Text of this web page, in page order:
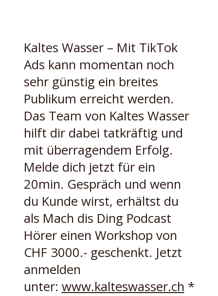
Kaltes Wasser – Mit TikTok
Ads kann momentan noch
sehr günstig ein breites
Publikum erreicht werden.
Das Team von Kaltes Wasser
hilft dir dabei tatkräftig und
mit überragendem Erfolg.
Melde dich jetzt für ein
20min. Gespräch und wenn
du Kunde wirst, erhältst du
als Mach dis Ding Podcast
Hörer einen Workshop von
CHF 3000.- geschenkt. Jetzt
anmelden
unter: www.kalteswasser.ch *